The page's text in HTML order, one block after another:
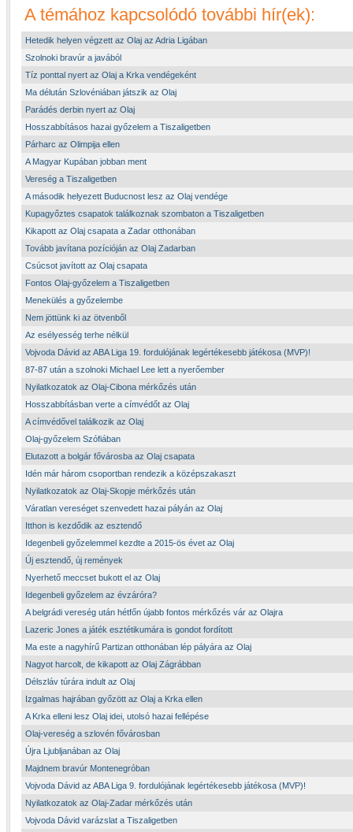
A témához kapcsolódó további hír(ek):
Hetedik helyen végzett az Olaj az Adria Ligában
Szolnoki bravúr a javából
Tíz ponttal nyert az Olaj a Krka vendégeként
Ma délután Szlovéniában játszik az Olaj
Parádés derbin nyert az Olaj
Hosszabbításos hazai győzelem a Tiszaligetben
Párharc az Olimpija ellen
A Magyar Kupában jobban ment
Vereség a Tiszaligetben
A második helyezett Buducnost lesz az Olaj vendége
Kupagyőztes csapatok találkoznak szombaton a Tiszaligetben
Kikapott az Olaj csapata a Zadar otthonában
Tovább javítana pozícióján az Olaj Zadarban
Csúcsot javított az Olaj csapata
Fontos Olaj-győzelem a Tiszaligetben
Menekülés a győzelembe
Nem jöttünk ki az ötvenből
Az esélyesség terhe nélkül
Vojvoda Dávid az ABA Liga 19. fordulójának legértékesebb játékosa (MVP)!
87-87 után a szolnoki Michael Lee lett a nyerőember
Nyilatkozatok az Olaj-Cibona mérkőzés után
Hosszabbításban verte a címvédőt az Olaj
A címvédővel találkozik az Olaj
Olaj-győzelem Szófiában
Elutazott a bolgár fővárosba az Olaj csapata
Idén már három csoportban rendezik a középszakaszt
Nyilatkozatok az Olaj-Skopje mérkőzés után
Váratlan vereséget szenvedett hazai pályán az Olaj
Itthon is kezdődik az esztendő
Idegenbeli győzelemmel kezdte a 2015-ös évet az Olaj
Új esztendő, új remények
Nyerhető meccset bukott el az Olaj
Idegenbeli győzelem az évzáróra?
A belgrádi vereség után hétfőn újabb fontos mérkőzés vár az Olajra
Lazeric Jones a játék esztétikumára is gondot fordított
Ma este a nagyhírű Partizan otthonában lép pályára az Olaj
Nagyot harcolt, de kikapott az Olaj Zágrábban
Délszláv túrára indult az Olaj
Izgalmas hajrában győzött az Olaj a Krka ellen
A Krka elleni lesz Olaj idei, utolsó hazai fellépése
Olaj-vereség a szlovén fővárosban
Újra Ljubljanában az Olaj
Majdnem bravúr Montenegróban
Vojvoda Dávid az ABA Liga 9. fordulójának legértékesebb játékosa (MVP)!
Nyilatkozatok az Olaj-Zadar mérkőzés után
Vojvoda Dávid varázslat a Tiszaligetben